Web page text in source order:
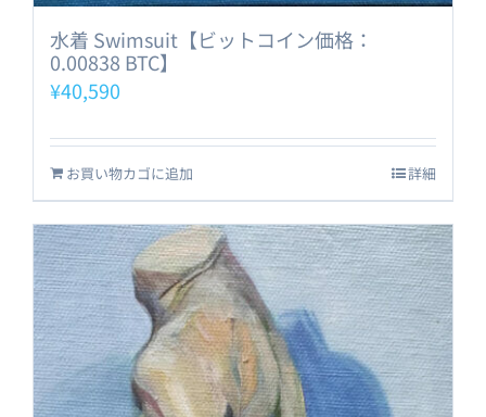
水着 Swimsuit【ビットコイン価格：
0.00838 BTC】
¥40,590
お買い物カゴに追加 詳細